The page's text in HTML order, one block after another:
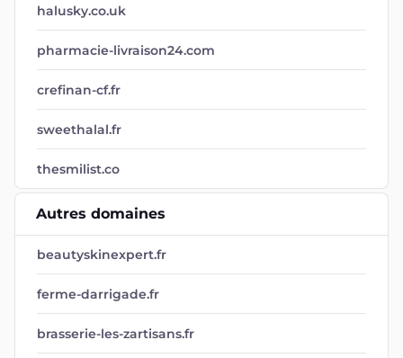
halusky.co.uk
pharmacie-livraison24.com
crefinan-cf.fr
sweethalal.fr
thesmilist.co
Autres domaines
beautyskinexpert.fr
ferme-darrigade.fr
brasserie-les-zartisans.fr